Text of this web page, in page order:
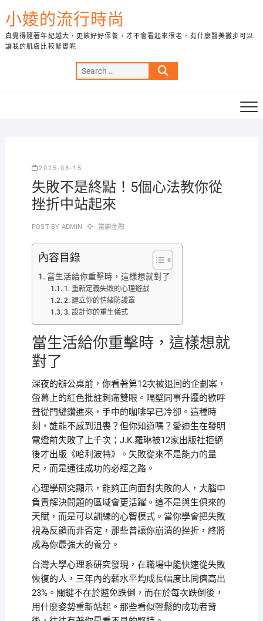
to
content
小婈的流行時尚
真覺得隨著年紀越大，更該好好保養，才不會看起來很老，有什麼醫美撇步可以
讓我的肌膚比較緊實呢
Search
…
2025-08-15
失敗不是終點！5個心法教你從
挫折中站起來
POST BY ADMIN 當鋪金融
內容目錄
當生活給你重擊時，這樣想就對了
1. 重新定義失敗的心理遊戲
2. 建立你的情緒防護罩
3. 設計你的重生儀式
當生活給你重擊時，這樣想就
對了
深夜的辦公桌前，你看著第12次被退回的企劃案，
螢幕上的紅色批註刺痛雙眼。隔壁同事升遷的歡呼
聲從門縫鑽進來，手中的咖啡早已冷卻。這種時
刻，誰能不感到沮喪？但你知道嗎？愛迪生在發明
電燈前失敗了上千次；J.K.羅琳被12家出版社拒絕
後才出版《哈利波特》。失敗從來不是能力的量
尺，而是通往成功的必經之路。
心理學研究顯示，能夠正向面對失敗的人，大腦中
負責解決問題的區域會更活躍。這不是與生俱來的
天賦，而是可以訓練的心智模式。當你學會把失敗
視為反饋而非否定，那些曾讓你崩潰的挫折，終將
成為你最強大的養分。
台灣大學心理系研究發現，在職場中能快速從失敗
恢復的人，三年內的薪水平均成長幅度比同儕高出
23%。關鍵不在於避免跌倒，而在於每次跌倒後，
用什麼姿勢重新站起。那些看似輕鬆的成功者背